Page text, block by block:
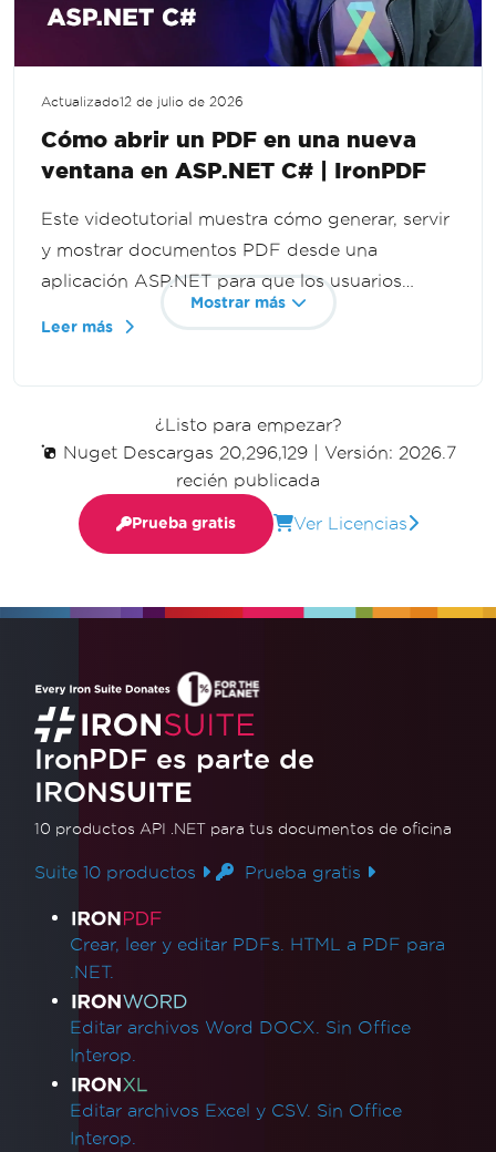
Actualizado12 de julio de 2026
Cómo abrir un PDF en una nueva
ventana en ASP.NET C# | IronPDF
Este videotutorial muestra cómo generar, servir
y mostrar documentos PDF desde una
aplicación ASP.NET para que los usuarios
puedan verlos en una nueva pestaña del
Leer más
Mostrar más
¿Listo para empezar?
Nuget Descargas 20,296,129
Versión: 2026.7
recién publicada
Prueba gratis Ver Licencias
IronPDF es parte de
IRONSUITE
10 productos API .NET para tus documentos de oficina
Suite 10 productos Prueba gratis
Enlaces de productos
Crear, leer y editar PDFs. HTML a PDF para
.NET.
Editar archivos Word DOCX. Sin Office
Interop.
Editar archivos Excel y CSV. Sin Office
Interop.